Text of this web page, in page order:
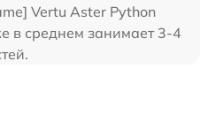
Vertu Aster Python
в среднем занимает 3-4